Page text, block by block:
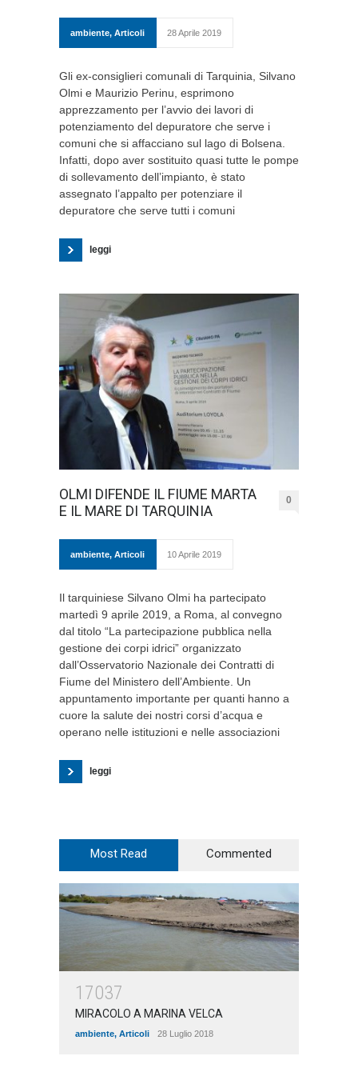
ambiente, Articoli 28 Aprile 2019
Gli ex-consiglieri comunali di Tarquinia, Silvano
Olmi e Maurizio Perinu, esprimono
apprezzamento per l’avvio dei lavori di
potenziamento del depuratore che serve i
comuni che si affacciano sul lago di Bolsena.
Infatti, dopo aver sostituito quasi tutte le pompe
di sollevamento dell’impianto, è stato
assegnato l’appalto per potenziare il
depuratore che serve tutti i comuni
leggi
OLMI DIFENDE IL FIUME MARTA
E IL MARE DI TARQUINIA
0
ambiente, Articoli 10 Aprile 2019
Il tarquiniese Silvano Olmi ha partecipato
martedì 9 aprile 2019, a Roma, al convegno
dal titolo “La partecipazione pubblica nella
gestione dei corpi idrici” organizzato
dall’Osservatorio Nazionale dei Contratti di
Fiume del Ministero dell’Ambiente. Un
appuntamento importante per quanti hanno a
cuore la salute dei nostri corsi d’acqua e
operano nelle istituzioni e nelle associazioni
leggi
Most Read Commented
17037
MIRACOLO A MARINA VELCA
ambiente, Articoli 28 Luglio 2018